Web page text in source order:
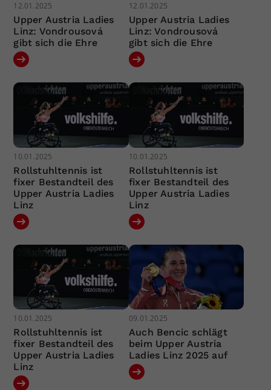
12.01.2025
Upper Austria Ladies
Linz: Vondrousová
gibt sich die Ehre
12.01.2025
Upper Austria Ladies
Linz: Vondrousová
gibt sich die Ehre
10.01.2025
Rollstuhltennis ist
fixer Bestandteil des
Upper Austria Ladies
Linz
10.01.2025
Rollstuhltennis ist
fixer Bestandteil des
Upper Austria Ladies
Linz
10.01.2025
Rollstuhltennis ist
fixer Bestandteil des
Upper Austria Ladies
Linz
09.01.2025
Auch Bencic schlägt
beim Upper Austria
Ladies Linz 2025 auf